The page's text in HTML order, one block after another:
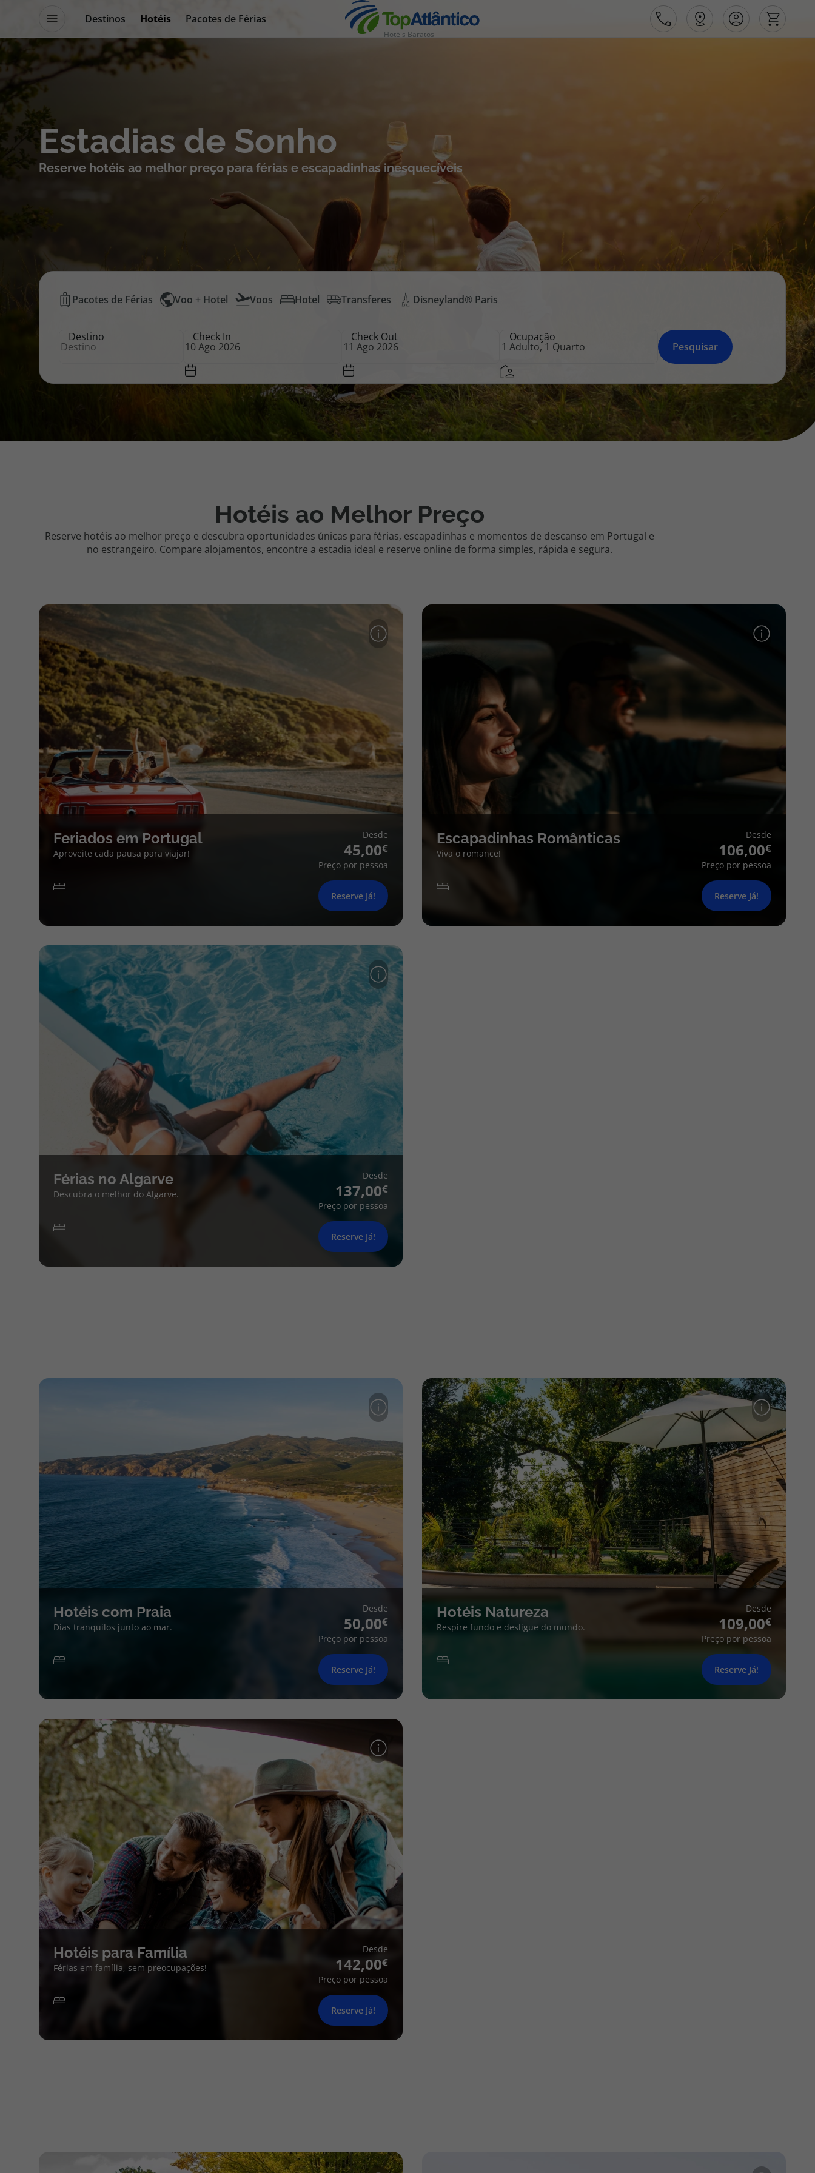
Destinos Hotéis
Pacotes de Férias
Promoções
Blog TopViagens Hotéis Baratos
Destinos
Voos
Pacotes de Férias
Disneyland ® Paris
Cruzeiros
Promoções
Cheque Viagem
Blog TopViagens
Apoio ao cliente no Estrangeiro
facilidade na marcação das suas viagens, tem ainda ao seu
dispor o nosso call center a funcionar todos os dias úteis das
10:00 às 20:00 e Sábado das 10:00 às 14:00.
Estadias de Sonho
Reserve hotéis ao melhor preço para férias e escapadinhas inesquecíveis
Hotéis
Baratos
Top
Pacotes de Férias Voo + Hotel Voos Hotel Transferes Disneyland® Paris
Destino Check In Check Out Ocupação
Pesquisar
Hotéis ao Melhor Preço
Reserve hotéis ao melhor preço e descubra oportunidades únicas para férias, escapadinhas e momentos de descanso em Portugal e
no estrangeiro. Compare alojamentos, encontre a estadia ideal e reserve online de forma simples, rápida e segura.
Feriados em Portugal
Aproveite cada pausa para viajar!
Desde
45,00
Preço por pessoa
Reserve Já!
Escapadinhas Românticas
Viva o romance!
Desde
106,00
Preço por pessoa
Reserve Já!
Férias no Algarve
Descubra o melhor do Algarve.
Desde
137,00
Preço por pessoa
Reserve Já!
Hotéis com Praia
Dias tranquilos junto ao mar.
Desde
50,00
Preço por pessoa
Reserve Já!
Hotéis Natureza
Respire fundo e desligue do mundo.
Desde
109,00
Preço por pessoa
Reserve Já!
Hotéis para Família
Férias em família, sem preocupações!
Desde
142,00
Preço por pessoa
Reserve Já!